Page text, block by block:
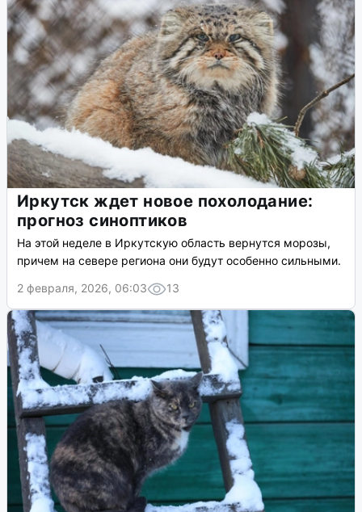
Иркутск ждет новое похолодание:
прогноз синоптиков
На этой неделе в Иркутскую область вернутся морозы,
причем на севере региона они будут особенно сильными.
2 февраля, 2026, 06:03
13